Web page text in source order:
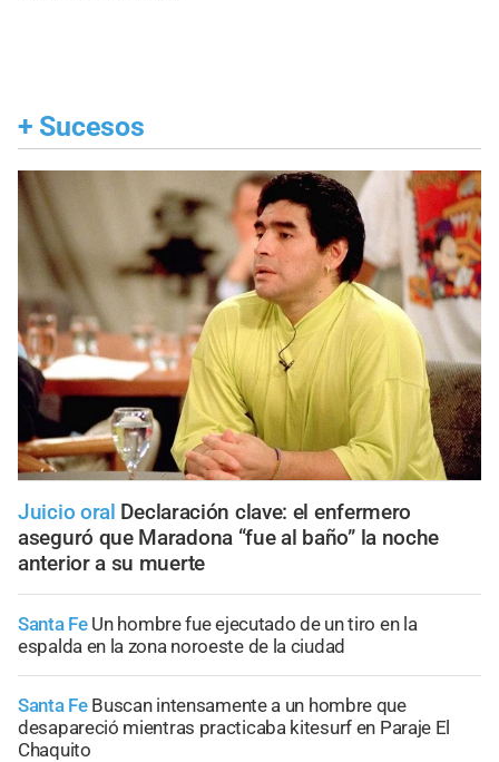
+ Sucesos
Juicio oral Declaración clave: el enfermero
aseguró que Maradona “fue al baño” la noche
anterior a su muerte
Santa Fe Un hombre fue ejecutado de un tiro en la
espalda en la zona noroeste de la ciudad
Santa Fe Buscan intensamente a un hombre que
desapareció mientras practicaba kitesurf en Paraje El
Chaquito